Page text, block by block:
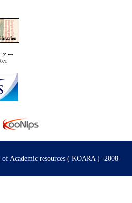
of Academic resources ( KOARA ) -2008-